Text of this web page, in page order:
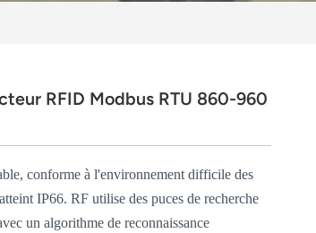
RFID Modbus RTU 860-960
conforme à l'environnement difficile des
IP66.RF utilise des puces de recherche
un algorithme de reconnaissance